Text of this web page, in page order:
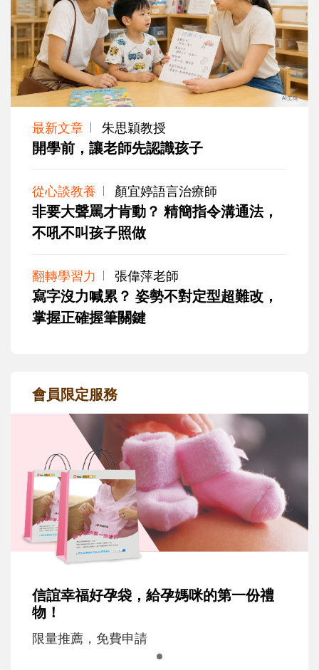
最新文章 朱思穎教授
開學前，讓老師先認識孩子
從心談教養 顏宜婷語言治療師
非要大聲罵才肯動？ 精簡指令溝通法，
不吼不叫孩子照做
翻轉學習力 張偉萍老師
寫字沒力喊累？ 姿勢不對定型超難改，
掌握正確握筆關鍵
會員限定服務
信誼幸福好孕袋，給孕媽咪的第一份禮
物！
限量推薦，免費申請